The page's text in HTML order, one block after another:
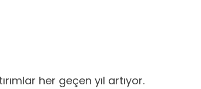
her geçen yıl artıyor.